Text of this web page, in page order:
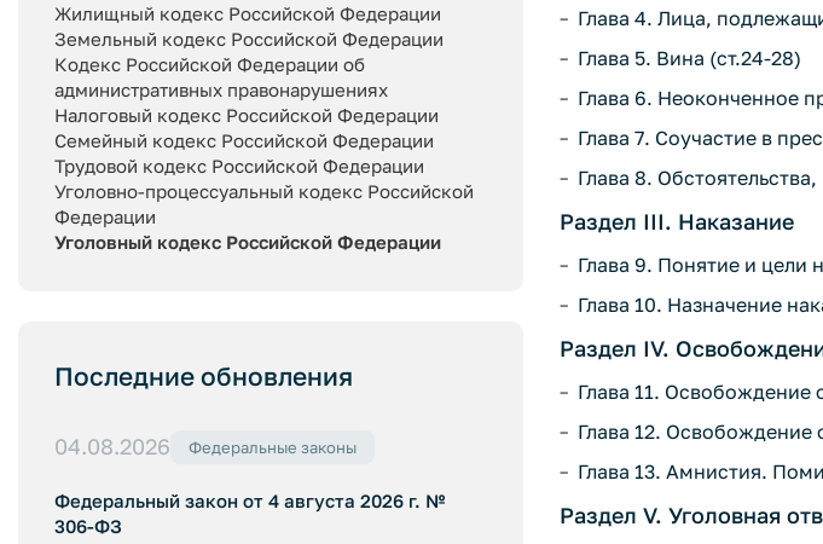
Жилищный кодекс Российской Федерации
Земельный кодекс Российской Федерации
Кодекс Российской Федерации об
административных правонарушениях
Налоговый кодекс Российской Федерации
Семейный кодекс Российской Федерации
Трудовой кодекс Российской Федерации
Уголовно-процессуальный кодекс Российской
Федерации
Уголовный кодекс Российской Федерации
Последние обновления
04.08.2026 Федеральные законы
Федеральный закон от 4 августа 2026 г. №
306-ФЗ
Глава 4. Лица,
Глава 5. Вина (ст.24-28)
Глава 6. Неоконченное
Глава 7. Соучастие в
Глава 8.
Раздел III. Наказание
Глава 9. Понятие и цели
Глава 10. Назначение
Раздел IV.
Глава 11. Освобождение
Глава 12. Освобождение
Глава 13. Амнистия.
Раздел V. Уголовная